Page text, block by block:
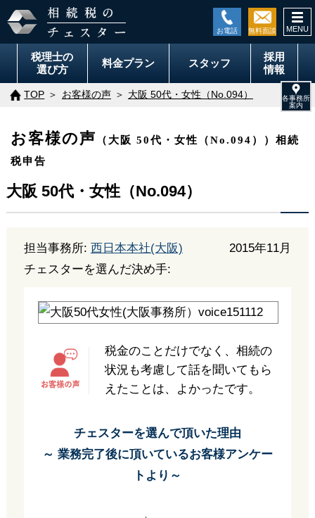
税理士の
選び方
料金プラン スタッフ
採用
情報
TOP お客様の声 大阪 50代・女性（No.094）
お客様の声
（大阪 50代・女性（No.094））相続
税申告
大阪 50代・女性（No.094）
担当事務所: 西日本本社(大阪)
2015年11月
チェスターを選んだ決め手:
税金のことだけでなく、相続の
状況も考慮して話を聞いてもら
えたことは、よかったです。
チェスターを選んで頂いた理由
～ 業務完了後に頂いているお客様アンケー
トより～